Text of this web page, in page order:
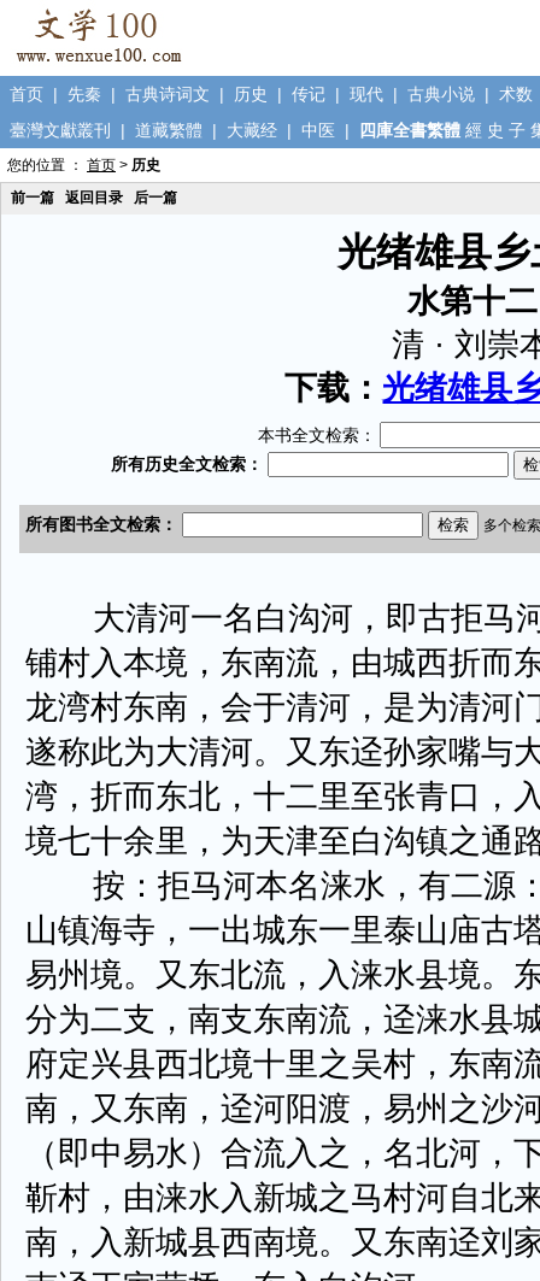
首页 | 先秦 | 古典诗词文 | 历史 | 传记 | 现代 | 古典小说 | 术数
臺灣文獻叢刊
| 道藏繁體 | 大藏经 | 中医 | 四庫全書繁體 經 史 子
您的位置 ： 首页 > 历史
前一篇
返回目录 后一篇
光绪雄县
水第十二
清 · 刘崇
下载： 光绪雄县
本书全文检索：
大清河一名白沟河，即古拒马
铺村入本境，东南流，由城西折而
龙湾村东南，会于清河，是为清河
遂称此为大清河。又东迳孙家嘴与
湾，折而东北，十二里至张青口，
境七十余里，为天津至白沟镇之通
按：拒马河本名涞水，有二源
山镇海寺，一出城东一里泰山庙古
易州境。又东北流，入涞水县境。
分为二支，南支东南流，迳涞水县
府定兴县西北境十里之吴村，东南
南，又东南，迳河阳渡，易州之沙
（即中易水）合流入之，名北河，
靳村，由涞水入新城之马村河自北
南，入新城县西南境。又东南迳刘